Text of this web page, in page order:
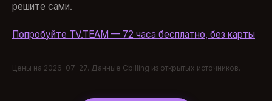
решите сами.
Попробуйте TV.TEAM — 72 часа бесплатно, без карты
Цены на 2026-07-27. Данные Cbilling из открытых источников.